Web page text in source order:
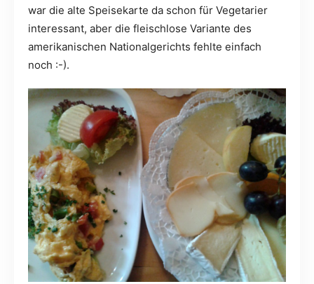
war die alte Speisekarte da schon für Vegetarier
interessant, aber die fleischlose Variante des
amerikanischen Nationalgerichts fehlte einfach
noch :-).